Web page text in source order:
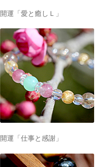
開運「愛と癒しＬ」
開運「仕事と感謝」